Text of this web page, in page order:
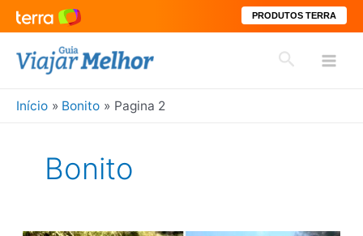
PRODUTOS TERRA
para
conteúdo
Pesquisar
Início Bonito Pagina 2
Bonito